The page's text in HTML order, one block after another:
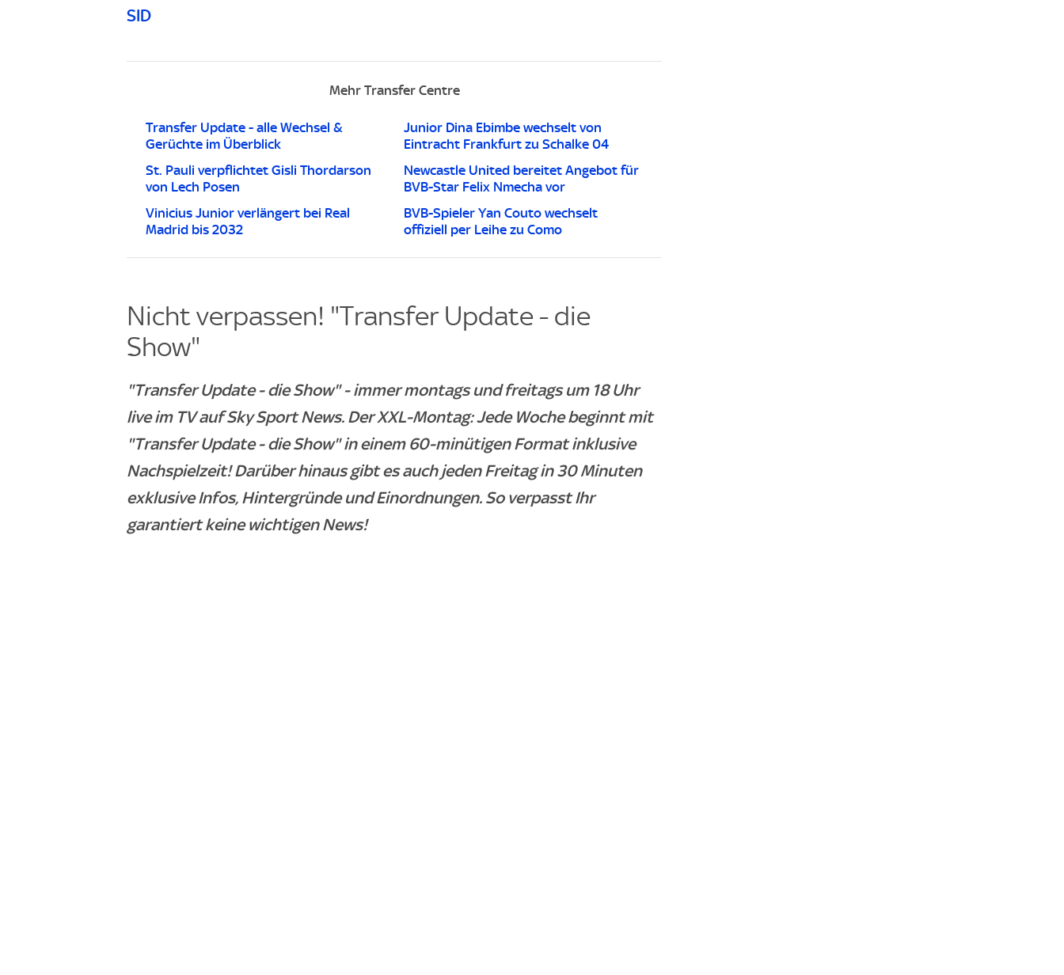
SID
Mehr Transfer Centre
Transfer Update - alle Wechsel &
Gerüchte im Überblick
Junior Dina Ebimbe wechselt von
Eintracht Frankfurt zu Schalke 04
St. Pauli verpflichtet Gisli Thordarson
von Lech Posen
Newcastle United bereitet Angebot für
BVB-Star Felix Nmecha vor
Vinicius Junior verlängert bei Real
Madrid bis 2032
BVB-Spieler Yan Couto wechselt
offiziell per Leihe zu Como
Nicht verpassen! "Transfer Update - die
Show"
"Transfer Update - die Show" - immer montags und freitags um 18 Uhr
live im TV auf Sky Sport News. Der XXL-Montag: Jede Woche beginnt mit
"Transfer Update - die Show" in einem 60-minütigen Format inklusive
Nachspielzeit! Darüber hinaus gibt es auch jeden Freitag in 30 Minuten
exklusive Infos, Hintergründe und Einordnungen. So verpasst Ihr
garantiert keine wichtigen News!